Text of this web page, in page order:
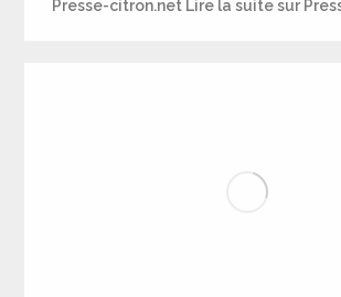
Presse-citron.net Lire la suite sur